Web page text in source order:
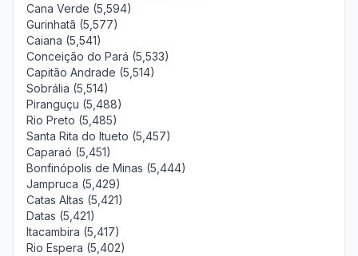
Cana Verde (5,594)
Gurinhatã (5,577)
Caiana (5,541)
Conceição do Pará (5,533)
Capitão Andrade (5,514)
Sobrália (5,514)
Piranguçu (5,488)
Rio Preto (5,485)
Santa Rita do Itueto (5,457)
Caparaó (5,451)
Bonfinópolis de Minas (5,444)
Jampruca (5,429)
Catas Altas (5,421)
Datas (5,421)
Itacambira (5,417)
Rio Espera (5,402)